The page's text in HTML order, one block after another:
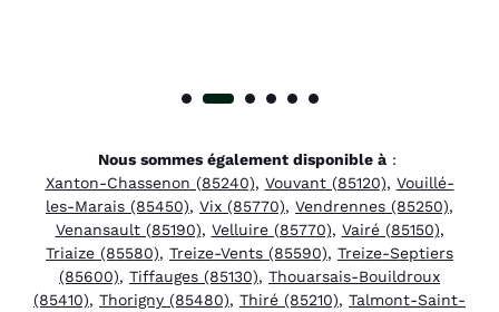
Nous sommes également disponible à:
Xanton-Chassenon (85240), Vouvant (85120), Vouillé-
les-Marais (85450), Vix (85770), Vendrennes (85250),
Venansault (85190), Velluire (85770), Vairé (85150),
Triaize (85580), Treize-Vents (85590), Treize-Septiers
(85600), Tiffauges (85130), Thouarsais-Bouildroux
(85410), Thorigny (85480), Thiré (85210), Talmont-Saint-